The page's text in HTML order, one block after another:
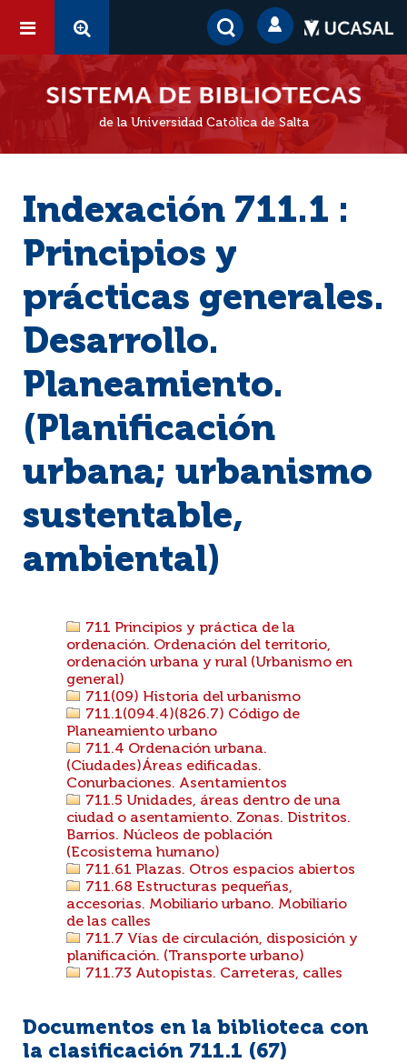
de la Universidad Católica de Salta
Indexación 711.1 :
Principios y
prácticas generales.
Desarrollo.
Planeamiento.
(Planificación
urbana; urbanismo
sustentable,
ambiental)
711 Principios y práctica de la
ordenación. Ordenación del territorio,
ordenación urbana y rural (Urbanismo en
general)
711(09) Historia del urbanismo
711.1(094.4)(826.7) Código de
Planeamiento urbano
711.4 Ordenación urbana.
(Ciudades)Áreas edificadas.
Conurbaciones. Asentamientos
711.5 Unidades, áreas dentro de una
ciudad o asentamiento. Zonas. Distritos.
Barrios. Núcleos de población
(Ecosistema humano)
711.61 Plazas. Otros espacios abiertos
711.68 Estructuras pequeñas,
accesorias. Mobiliario urbano. Mobiliario
de las calles
711.7 Vías de circulación, disposición y
planificación. (Transporte urbano)
711.73 Autopistas. Carreteras, calles
Documentos en la biblioteca con
la clasificación 711.1 (67)